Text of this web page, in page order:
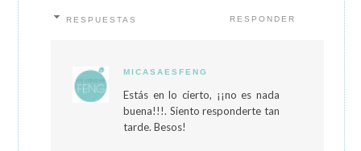
RESPONDER
RESPUESTAS
MICASAESFENG
Estás en lo cierto, ¡¡no es nada
buena!!!. Siento responderte tan
tarde. Besos!